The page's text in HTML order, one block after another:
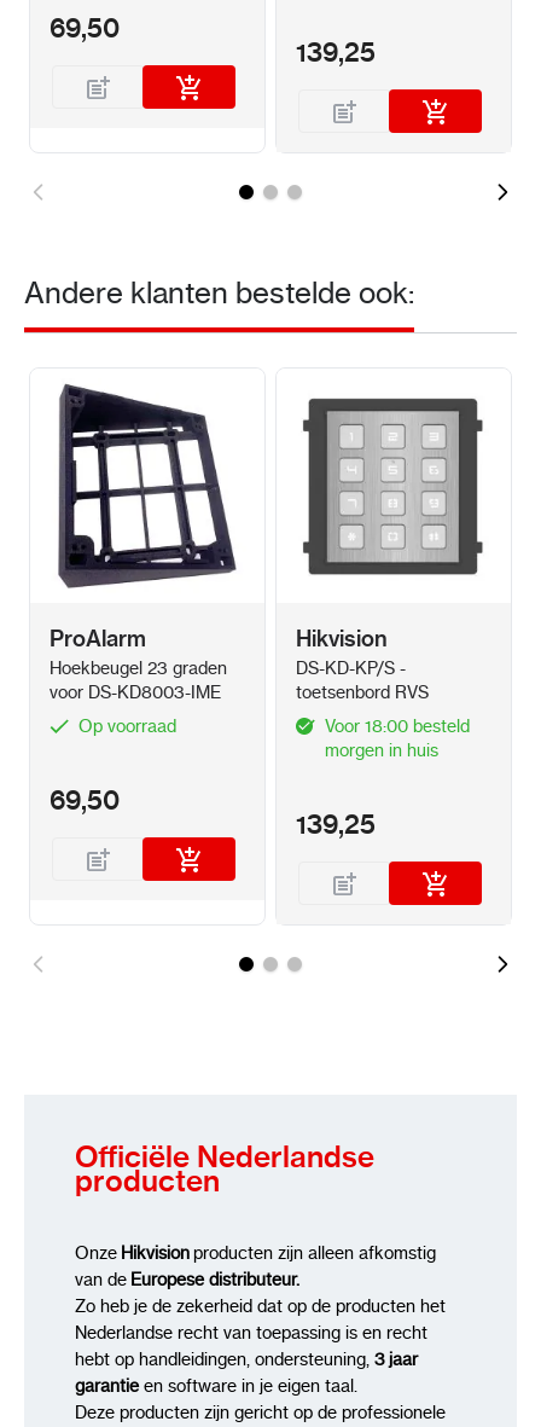
69,50
139,25
Andere klanten bestelde ook:
ProAlarm
Hoekbeugel 23 graden
voor DS-KD8003-IME
Op voorraad
69,50
Hikvision
DS-KD-KP/S -
toetsenbord RVS
Voor 18:00 besteld
morgen in huis
139,25
Officiële Nederlandse
producten
Onze Hikvisionproducten zijn alleen afkomstig
van de Europese distributeur.
Zo heb je de zekerheid dat op de producten het
Nederlandse recht van toepassing is en recht
hebt op handleidingen, ondersteuning, 3 jaar
garantieen software in je eigen taal.
Deze producten zijn gericht op de professionele